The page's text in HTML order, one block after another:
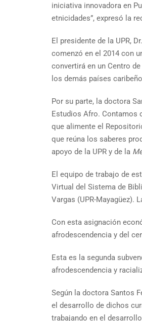
iniciativa innovadora en
etnicidades”, expresó la
El presidente de la UPR,
comenzó en el 2014 con
convertirá en un Centro
los demás países
Por su parte, la doctora
Estudios Afro. Contamos
que alimente el
que reúna los saberes
apoyo de la UPR y de la
El equipo de trabajo de
Virtual del Sistema de
Vargas (UPR-Mayagüez).
Con esta asignación
afrodescendencia y del
Esta es la segunda
afrodescendencia y
Según la doctora Santos
el desarrollo de dichos
trabajando en el